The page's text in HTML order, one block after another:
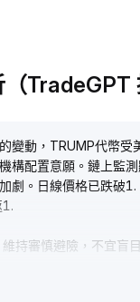
TradeGPT
變動，TRUMP代幣
構配置意願。鏈上監
劇。日線價格已跌破1.
.
持審慎避險，不宜盲
多催化前建議規避高風